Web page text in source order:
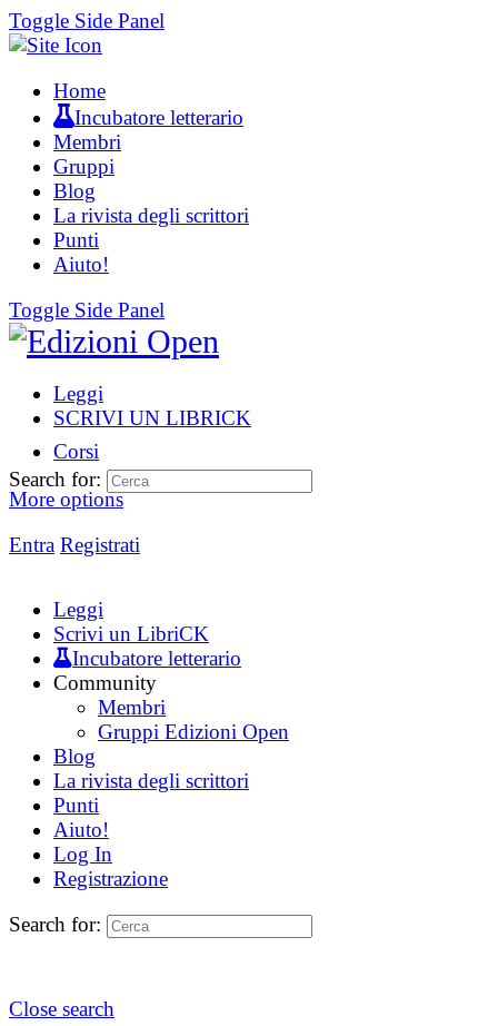
Toggle Side Panel
Home
Incubatore letterario
Membri
Gruppi
Blog
La rivista degli scrittori
Punti
Aiuto!
Toggle Side Panel
Leggi
SCRIVI UN LIBRICK
Corsi
More options
Entra Registrati
Search for:
Leggi
Scrivi un LibriCK
Incubatore letterario
Community
Membri
Gruppi Edizioni Open
Blog
La rivista degli scrittori
Punti
Aiuto!
Log In
Registrazione
Search for:
Close search